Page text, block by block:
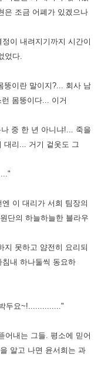
은 조금 어폐가 있겠으나
이 내려지기까지 시간이
었다.
뚱이란 말이지?... 회사 남
몸뚱이다... 이거
중 한 년 아니냐!... 죽을
대리... 거기 겉옷도 그
이 대리가 서희 팀장의
원단의 하늘하늘한 블라우
지 못하고 얌전히 요리되
내 하나둘씩 동요하
두요~!.............."
어내는 그들. 평소에 믿어
알고 나면 윤서희는 과